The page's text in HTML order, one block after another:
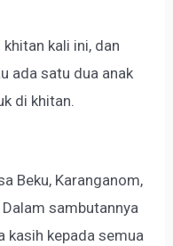
kali ini, dan
ada satu dua anak
di khitan.
Beku, Karanganom,
sambutannya
kasih kepada semua